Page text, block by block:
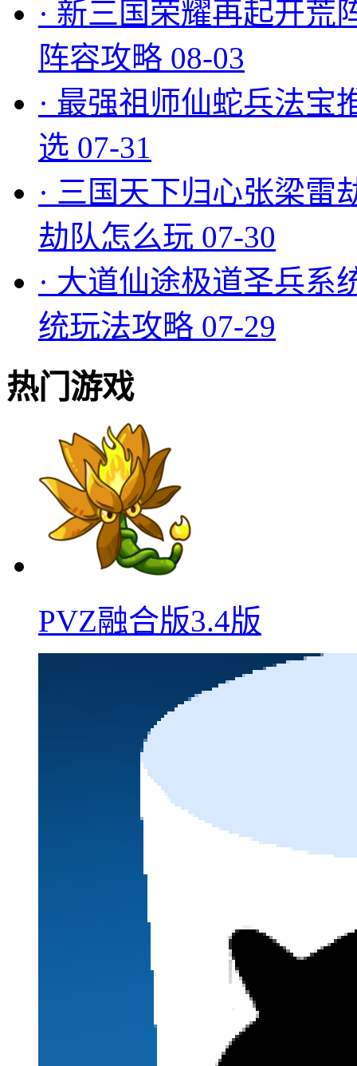
· 新三国荣耀再起开荒
阵容攻略 08-03
· 最强祖师仙蛇兵法宝
选 07-31
· 三国天下归心张梁雷
劫队怎么玩 07-30
· 大道仙途极道圣兵系
统玩法攻略 07-29
热门游戏
PVZ融合版3.4版